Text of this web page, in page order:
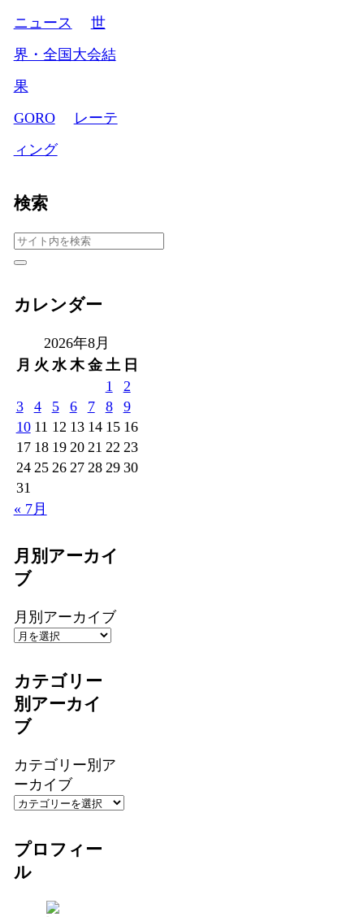
ニュース
世
界・全国大会結
果
GORO
レーテ
ィング
検索
カレンダー
2026年8月
月 火 水 木 金 土 日
1
2
3
4 5 6 7 8
9
10 11 12 13 14 15 16
17 18 19 20 21 22 23
24 25 26 27 28 29 30
31
« 7月
月別アーカイ
ブ
月別アーカイブ
カテゴリー
別アーカイ
ブ
カテゴリー別ア
ーカイブ
プロフィー
ル